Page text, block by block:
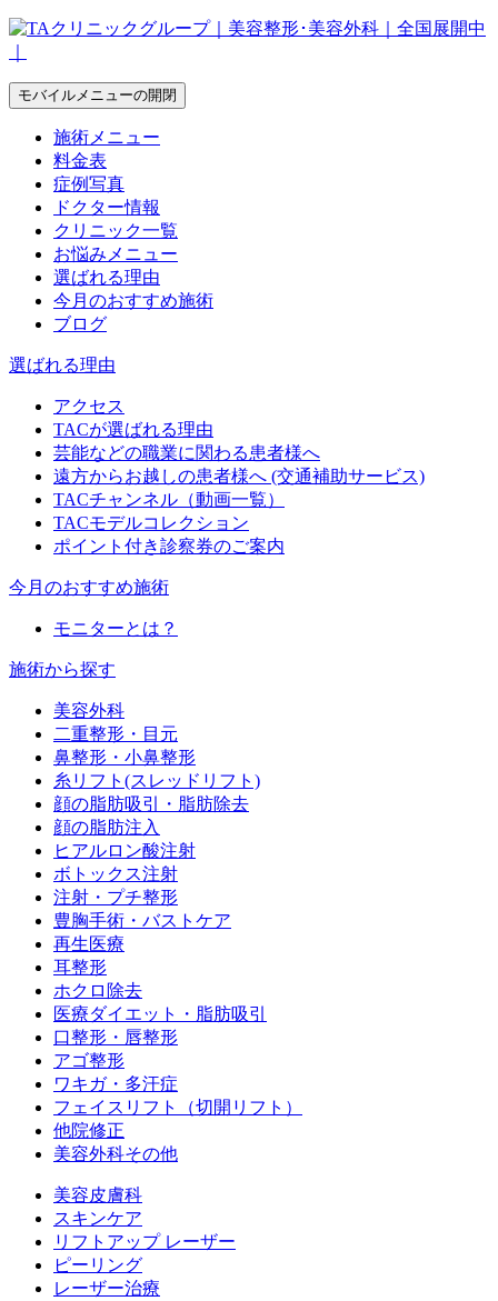
モバイルメニューの開閉
施術メニュー
料金表
症例写真
ドクター情報
クリニック一覧
お悩みメニュー
選ばれる理由
今月のおすすめ施術
ブログ
選ばれる理由
アクセス
TACが選ばれる理由
芸能などの職業に関わる患者様へ
遠方からお越しの患者様へ (交通補助サービス)
TACチャンネル（動画一覧）
TACモデルコレクション
ポイント付き診察券のご案内
今月のおすすめ施術
モニターとは？
施術から探す
美容外科
二重整形・目元
鼻整形・小鼻整形
糸リフト(スレッドリフト)
顔の脂肪吸引・脂肪除去
顔の脂肪注入
ヒアルロン酸注射
ボトックス注射
注射・プチ整形
豊胸手術・バストケア
再生医療
耳整形
ホクロ除去
医療ダイエット・脂肪吸引
口整形・唇整形
アゴ整形
ワキガ・多汗症
フェイスリフト（切開リフト）
他院修正
美容外科その他
美容皮膚科
スキンケア
リフトアップ レーザー
ピーリング
レーザー治療